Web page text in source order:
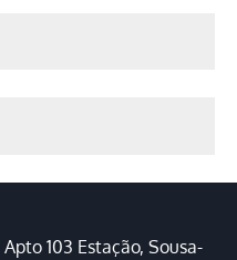
103 Estação, Sousa-